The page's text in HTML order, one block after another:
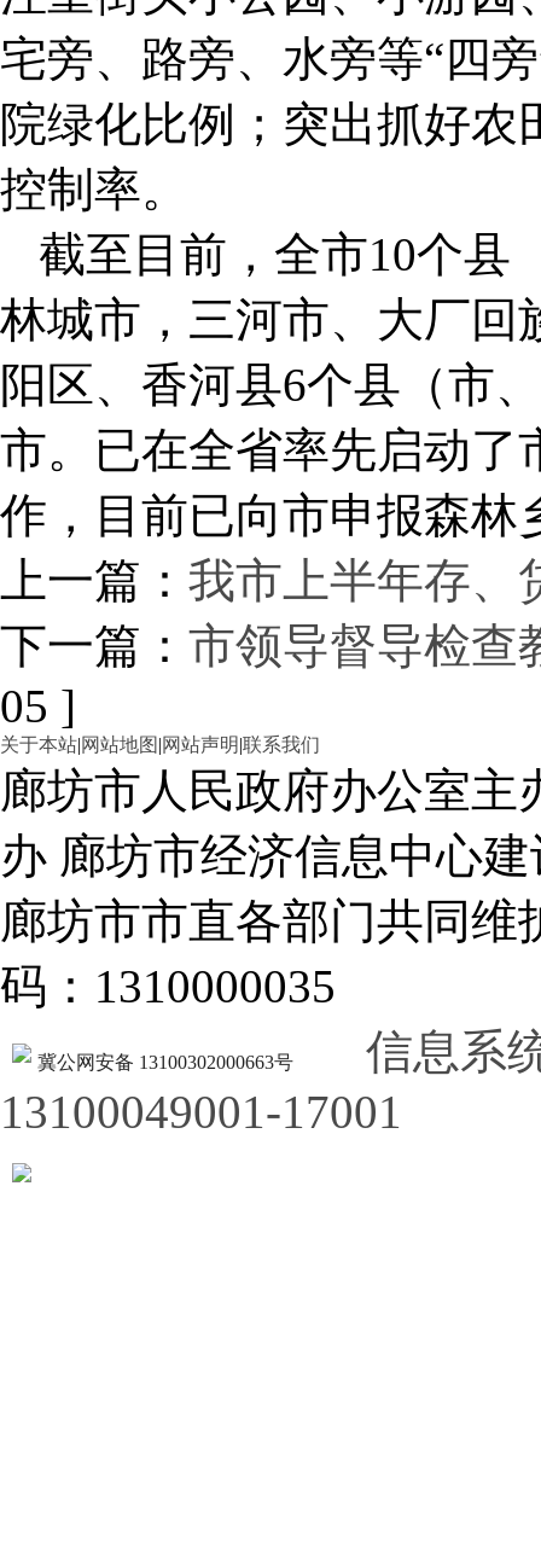
宅旁、路旁、水旁等“四
院绿化比例；突出抓好
控制率。
截至目前，全市10个县
林城市，三河市、大厂回
阳区、香河县6个县（市
市。已在全省率先启动了
作，目前已向市申报森林
上一篇： 我市上半年存、
下一篇： 市领导督导检查
05 ]
关于本站|网站地图 |网站声明|联系我们
廊坊市人民政府办公室
办 廊坊市经济信息中心建
廊坊市市直各部门共同
码：1310000035
冀公网安备 13100302000663号
信息系
13100049001-17001